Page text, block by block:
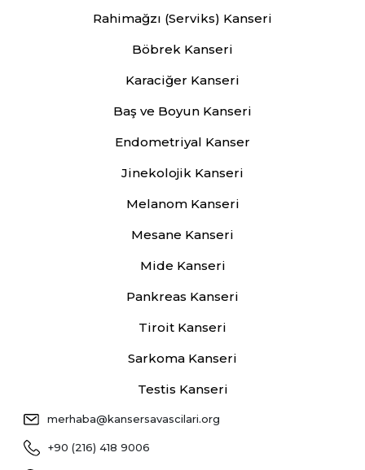
Rahimağzı (Serviks) Kanseri
Böbrek Kanseri
Karaciğer Kanseri
Baş ve Boyun Kanseri
Endometriyal Kanser
Jinekolojik Kanseri
Melanom Kanseri
Mesane Kanseri
Mide Kanseri
Pankreas Kanseri
Tiroit Kanseri
Sarkoma Kanseri
Testis Kanseri
merhaba@kansersavascilari.org
+90 (216) 418 9006